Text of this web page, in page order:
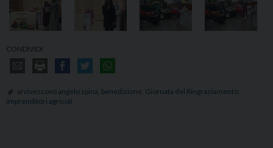
CONDIVIDI
arcivescovo angelo spina benedizione Giornata del Ringraziamento
imprenditori agricoli